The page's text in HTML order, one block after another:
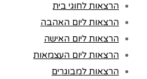
הרצאות לחוגי בית
הרצאות ליום האהבה
הרצאות ליום האישה
הרצאות ליום העצמאות
הרצאות למבוגרים